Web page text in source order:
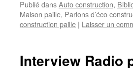
Publié dansAuto construction,
Maison paille, Parlons d’éco
construction paille | Laisser un
Interview Radio